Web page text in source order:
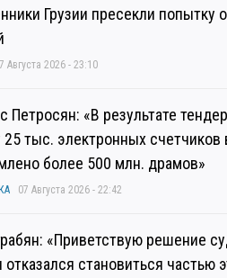
Грузии пресекли попытку
Августа 2026 - 23:10
Петросян: «В результате
25 тыс. электронных
более 500 млн. драмов»
07 Августа 2026 - 22:42
«Приветствую решение
отказался становиться частью